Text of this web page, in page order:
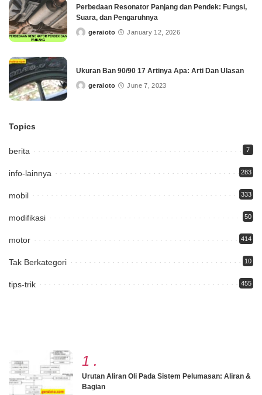
Perbedaan Resonator Panjang dan Pendek: Fungsi,
Suara, dan Pengaruhnya
Postedgeraioto January 12, 2026
Ukuran Ban 90/90 17 Artinya Apa: Arti Dan Ulasan
Postedgeraioto June 7, 2023
Topics
berita 7
info-lainnya 283
mobil 333
modifikasi 50
motor 414
Tak Berkategori 10
tips-trik 455
1 .
Urutan Aliran Oli Pada Sistem Pelumasan: Aliran &
Bagian